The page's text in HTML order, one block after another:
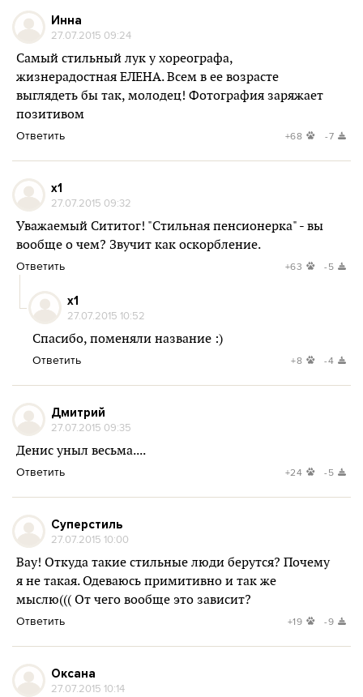
Инна
27.07.2015 09:24
Самый стильный лук у хореографа,
жизнерадостная ЕЛЕНА. Всем в ее возрасте
выглядеть бы так, молодец! Фотография заряжает
позитивом
Ответить +68 -7
x1
27.07.2015 09:32
Уважаемый Сититог! "Стильная пенсионерка" - вы
вообще о чем? Звучит как оскорбление.
Ответить +63 -5
x1
27.07.2015 10:52
Спасибо, поменяли название :)
Ответить +8 -4
Дмитрий
27.07.2015 09:35
Денис уныл весьма....
Ответить +24 -5
Суперстиль
27.07.2015 10:00
Вау! Откуда такие стильные люди берутся? Почему
я не такая. Одеваюсь примитивно и так же
мыслю((( От чего вообще это зависит?
Ответить +19 -9
Оксана
27.07.2015 10:14